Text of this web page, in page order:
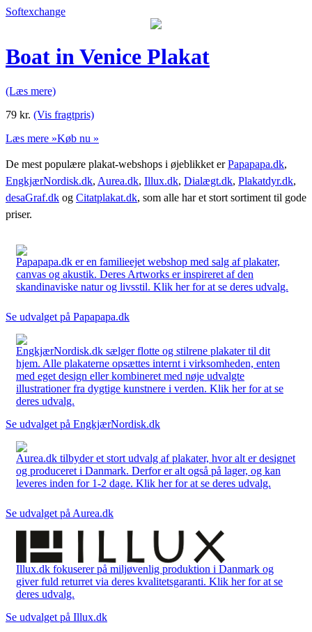
Softexchange
Boat in Venice Plakat
(Læs mere)
79 kr. (Vis fragtpris)
Læs mere »Køb nu »
De mest populære plakat-webshops i øjeblikket erPapapapa.dk,
EngkjærNordisk.dk, Aurea.dk, Illux.dk, Dialægt.dk, Plakatdyr.dk,
desaGraf.dk og Citatplakat.dk, som alle har et stort sortiment til gode
priser.
Papapapa.dk er en familieejet webshop med salg af plakater,
canvas og akustik. Deres Artworks er inspireret af den
skandinaviske natur og livsstil. Klik her for at se deres udvalg.
Se udvalget på Papapapa.dk
EngkjærNordisk.dk sælger flotte og stilrene plakater til dit
hjem. Alle plakaterne opsættes internt i virksomheden, enten
med eget design eller kombineret med nøje udvalgte
illustrationer fra dygtige kunstnere i verden. Klik her for at se
deres udvalg.
Se udvalget på EngkjærNordisk.dk
Aurea.dk tilbyder et stort udvalg af plakater, hvor alt er designet
og produceret i Danmark. Derfor er alt også på lager, og kan
leveres inden for 1-2 dage. Klik her for at se deres udvalg.
Se udvalget på Aurea.dk
Illux.dk fokuserer på miljøvenlig produktion i Danmark og
giver fuld returret via deres kvalitetsgaranti. Klik her for at se
deres udvalg.
Se udvalget på Illux.dk